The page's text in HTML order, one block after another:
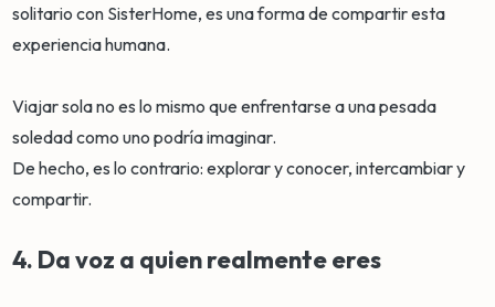
solitario con SisterHome, es una forma de compartir esta
experiencia humana.
Viajar sola no es lo mismo que enfrentarse a una pesada
soledad como uno podría imaginar.
De hecho, es lo contrario: explorar y conocer, intercambiar y
compartir.
4. Da voz a quien realmente eres